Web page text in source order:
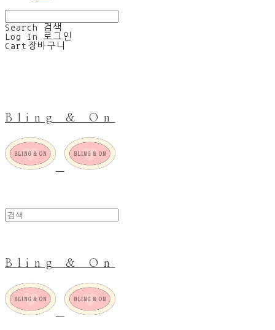
Search
검색
Log In
로그인
Cart 장바구니
Bling & On
Bling & On